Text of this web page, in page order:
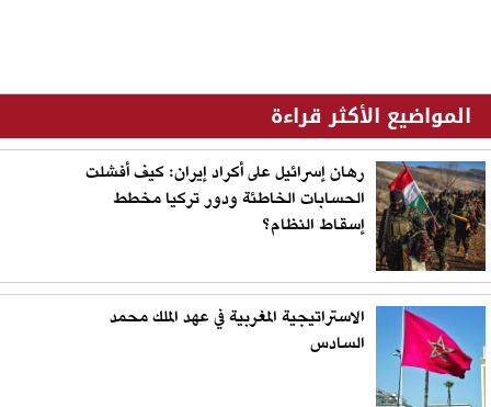
المواضيع الأكثر قراءة
رهان إسرائيل على أكراد إيران: كيف أفشلت
الحسابات الخاطئة ودور تركيا مخطط
إسقاط النظام؟
الاستراتيجية المغربية في عهد الملك محمد
السادس